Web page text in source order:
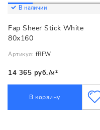
В наличии
Fap Sheer Stick White
80x160
Артикул: fRFW
14 365 руб./м²
В корзину